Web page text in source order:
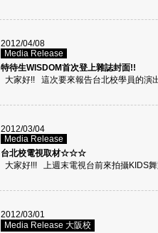
2012/04/08
Media Release
特待生WISDOM首次登上雜誌封面!!
大家好!! 這次要來報告台北校學員的演
2012/03/04
Media Release
台北校電視取材☆☆☆
大家好!!! 上週末電視台前來拍攝KIDS舞
2012/03/01
Media Release 大阪校